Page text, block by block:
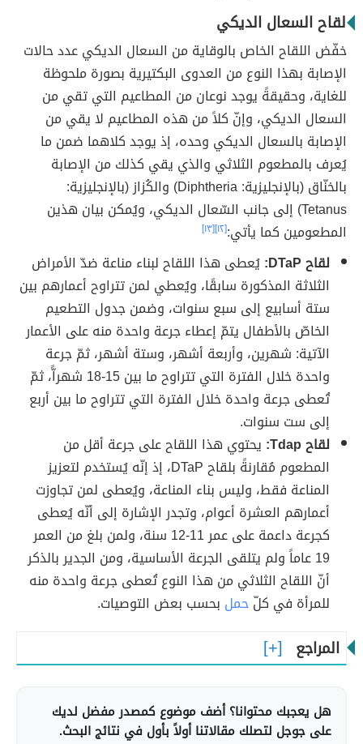
لقاح السعال الديكي
خفّض اللقاح الخاص بالوقاية من السعال الديكي عدد حالات
الإصابة بهذا النوع من العدوى البكتيرية بصورة ملحوظة
للغاية، وحقيقةً يوجد نوعان من المطاعيم التي تقي من
السعال الديكي، وإنّ كلاً من هذه المطاعيم لا يقي من
الإصابة بالسعال الديكي وحده، إذ يوجد كلاهما ضمن ما
يُعرف بالمطعوم الثلاثي والذي يقي كذلك من الإصابة
بالخنّاق (بالإنجليزية: Diphtheria) والكُزاز (بالإنجليزية:
Tetanus) إلى جانب السّعال الديكي، ويُمكن بيان هذين
المطعومين كما يأتي:[١٢] [١٣]
لقاح DTaP:
يُعطى هذا اللقاح لبناء مناعة ضدّ الأمراض
الثلاثة المذكورة سابقًا، ويُعطي لمن تتراوح أعمارهم بين
ستة أسابيع إلى سبع سنوات، وضمن جدول التطعيم
الخاصّ بالأطفال يتمّ إعطاء جرعة واحدة منه على الأعمار
الآتية: شهرين، وأربعة أشهر، وستة أشهر، ثمّ جرعة
واحدة خلال الفترة التي تتراوح ما بين 15-18 شهراًّ، ثمّ
تُعطى جرعة واحدة خلال الفترة التي تتراوح ما بين أربع
إلى ست سنوات.
لقاح Tdap:
يحتوي هذا اللقاح على جرعة أقل من
المطعوم مُقارنةً بلقاح DTaP، إذ إنّه يُستخدم لتعزيز
المناعة فقط، وليس بناء المناعة، ويُعطى لمن تجاوزت
أعمارهم العشرة أعوام، وتجدر الإشارة إلى أنّه يُعطى
كجرعة داعمة على عمر 11-12 سنة، ولمن بلغ من العمر
19 عاماً ولم يتلقى الجرعة الأساسية، ومن الجدير بالذكر
أنّ اللقاح الثلاثي من هذا النوع تُعطى جرعة واحدة منه
للمرأة في كلّحمل بحسب بعض التوصيات.
المراجع
هل يعجبك محتوانا؟ أضف موضوع كمصدر مفضل لديك
على جوجل لتصلك مقالاتنا أولاً بأول في نتائج البحث.